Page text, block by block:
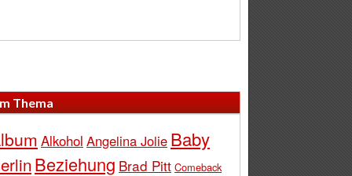
Thema
Alkohol Angelina Jolie Baby
Beziehung Brad Pitt Comeback